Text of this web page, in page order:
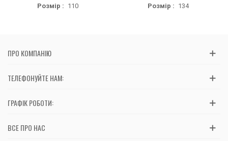
Розмір : 110 Розмір : 134
ПРО КОМПАНІЮ
ТЕЛЕФОНУЙТЕ НАМ:
ГРАФІК РОБОТИ:
ВСЕ ПРО НАС